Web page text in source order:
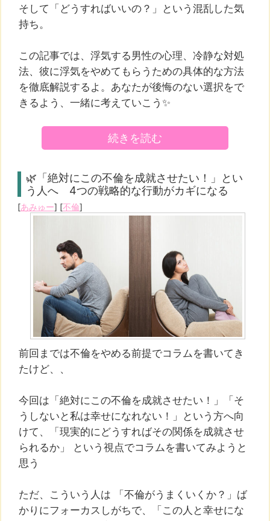
そして「どうすればいいの？」という混乱した気
持ち。
この記事では、浮気する男性の心理、冷静な対処
法、彼に浮気をやめてもらうための具体的な方法
を徹底解説するよ。あなたが後悔のない選択をで
きるよう、一緒に考えていこう✨
続きを読む
🌿「絶対にこの不倫を成就させたい！」とい
う人へ 4つの戦略的な行動がカギになる
[あみゅー] [不倫]
前回までは不倫をやめる前提でコラムを書いてき
たけど、、
今回は「絶対にこの不倫を成就させたい！」「そ
うしないと私は幸せになれない！」という方へ向
けて、「現実的にどうすればその関係を成就させ
られるか」 という視点でコラムを書いてみようと
思う
ただ、こういう人は 「不倫がうまくいくか？」ば
かりにフォーカスしがちで、「この人と幸せにな